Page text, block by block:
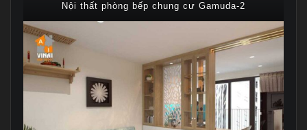
Nội thất phòng bếp chung cư Gamuda-2